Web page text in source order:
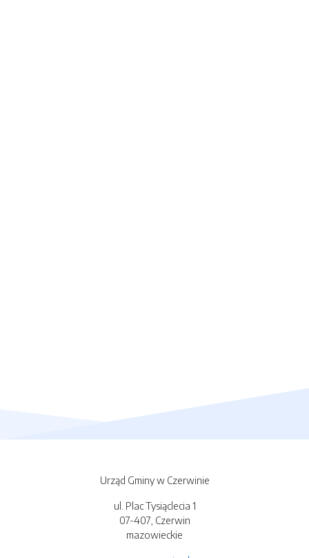
Urząd Gminy w Czerwinie
ul. Plac Tysiąclecia 1
07-407, Czerwin
mazowieckie